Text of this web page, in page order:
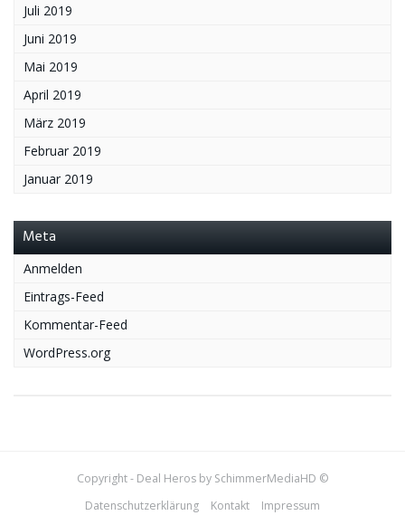
Juli 2019
Juni 2019
Mai 2019
April 2019
März 2019
Februar 2019
Januar 2019
Meta
Anmelden
Eintrags-Feed
Kommentar-Feed
WordPress.org
Copyright - Deal Heros by SchimmerMediaHD ©
Datenschutzerklärung
Kontakt Impressum